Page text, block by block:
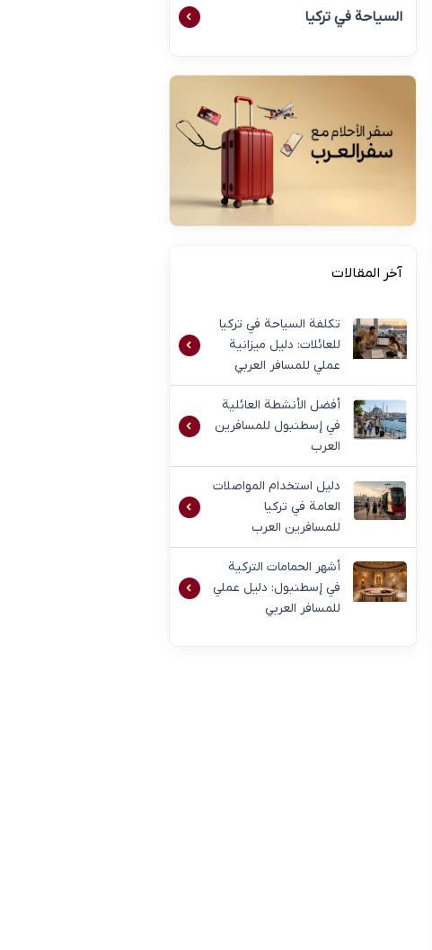
السياحة في تركيا
آخر المقالات
تكلفة السياحة في تركيا
للعائلات: دليل ميزانية
عملي للمسافر العربي
أفضل الأنشطة العائلية
في إسطنبول للمسافرين
العرب
دليل استخدام المواصلات
العامة في تركيا
للمسافرين العرب
أشهر الحمامات التركية
في إسطنبول: دليل عملي
للمسافر العربي